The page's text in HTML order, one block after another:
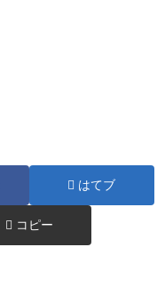
はてブ
コピー